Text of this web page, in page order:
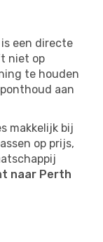
een directe
niet op
te houden
aan
makkelijk bij
op prijs,
naar Perth